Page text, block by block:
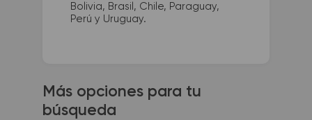
Bolivia, Brasil, Chile, Paraguay,
Perú y Uruguay.
Más opciones para tu
búsqueda